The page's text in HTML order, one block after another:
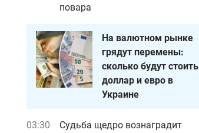
повара
На валютном рынке
грядут перемены:
сколько будут стоить
доллар и евро в
Украине
03:30
Судьба щедро вознаградит